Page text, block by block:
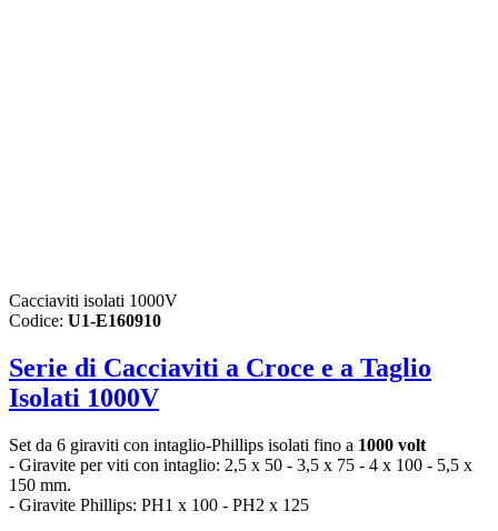
Cacciaviti isolati 1000V
Codice: U1-E160910
Serie di Cacciaviti a Croce e a Taglio
Isolati 1000V
Set da 6 giraviti con intaglio-Phillips isolati fino a 1000 volt
- Giravite per viti con intaglio: 2,5 x 50 - 3,5 x 75 - 4 x 100 - 5,5 x
150 mm.
- Giravite Phillips: PH1 x 100 - PH2 x 125